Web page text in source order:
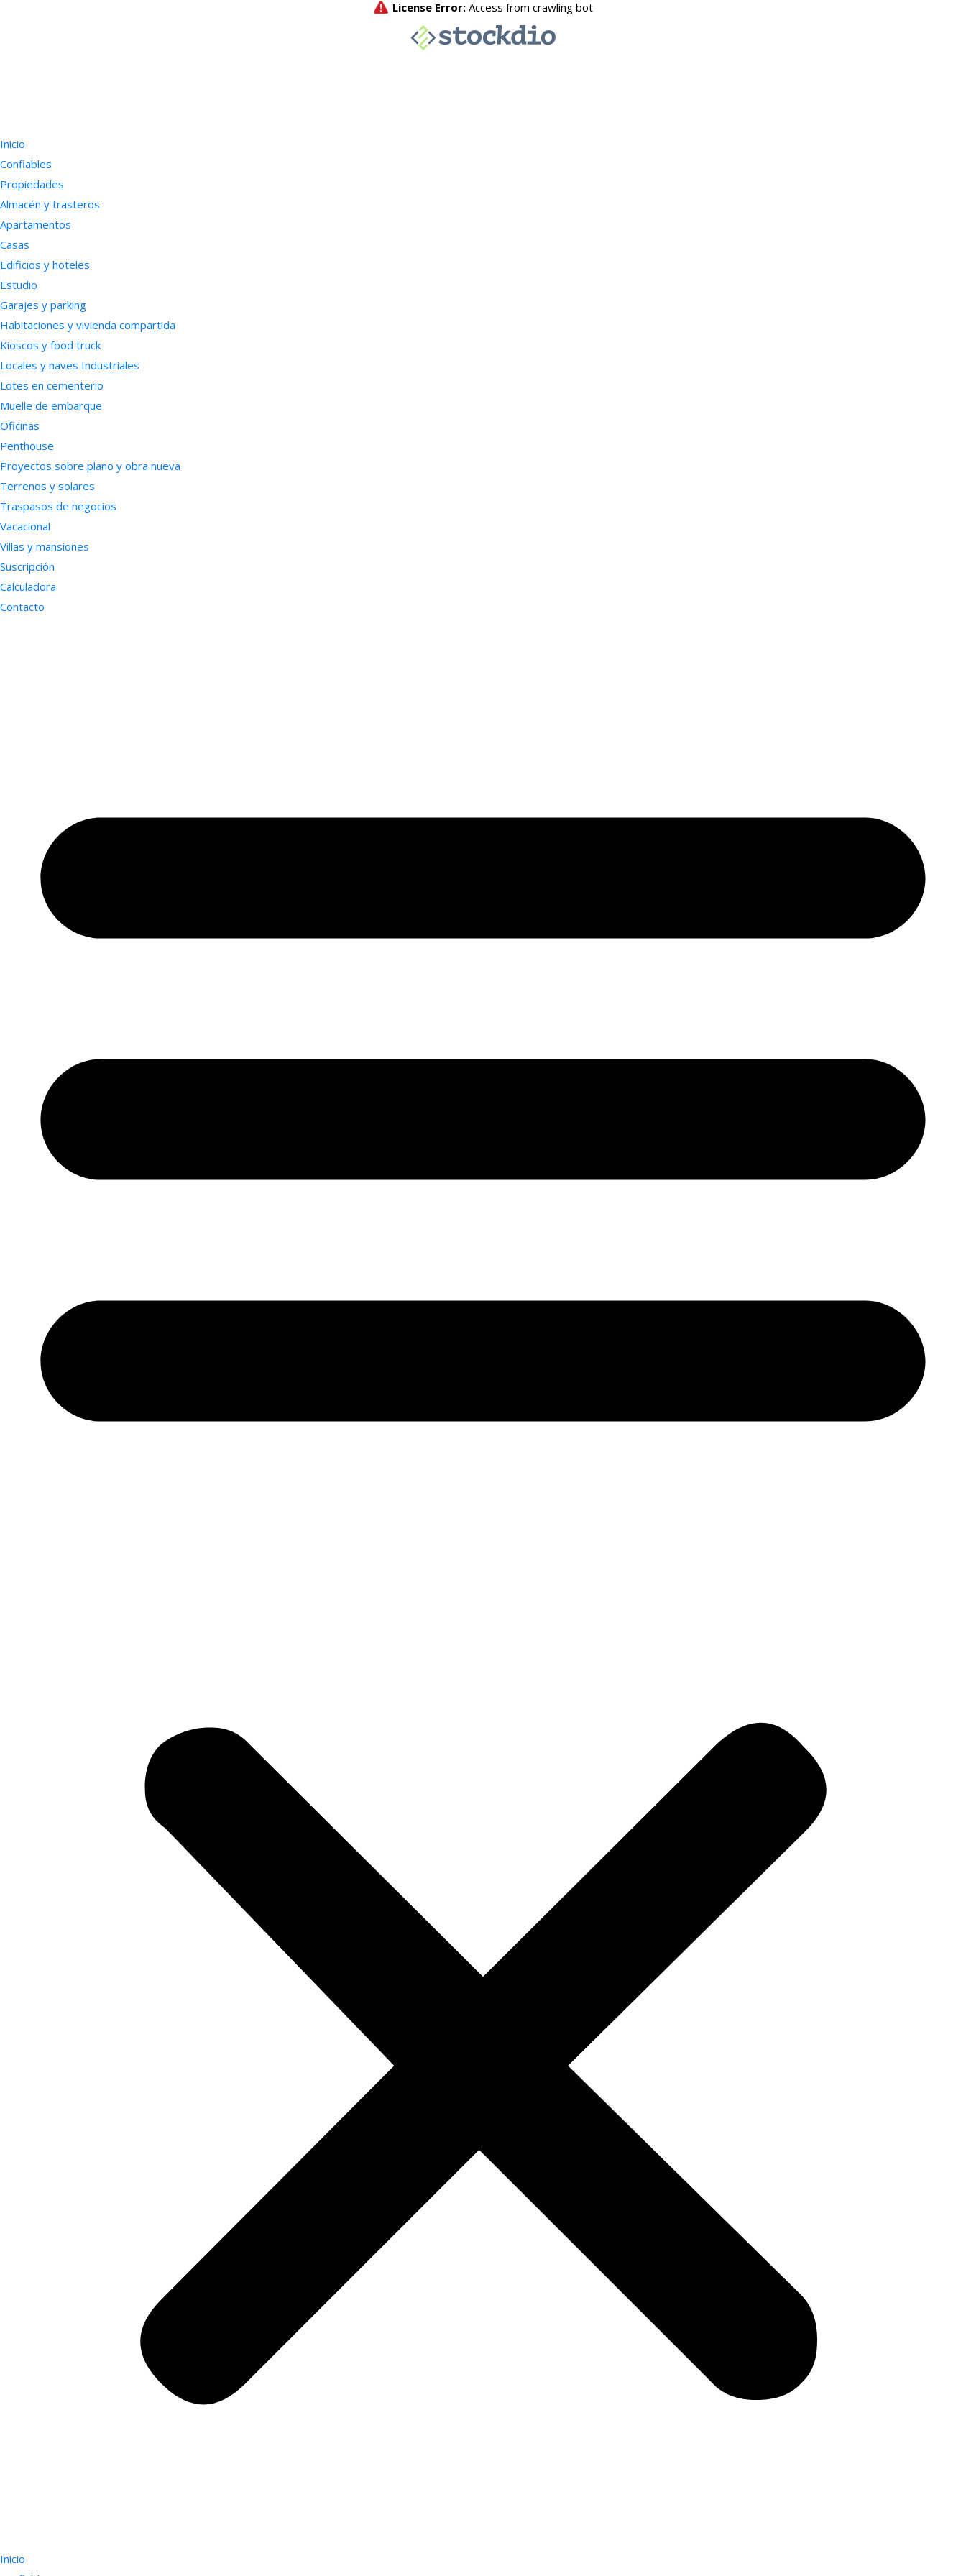
Inicio
Confiables
Propiedades
Almacén y trasteros
Apartamentos
Casas
Edificios y hoteles
Estudio
Garajes y parking
Habitaciones y vivienda compartida
Kioscos y food truck
Locales y naves Industriales
Lotes en cementerio
Muelle de embarque
Oficinas
Penthouse
Proyectos sobre plano y obra nueva
Terrenos y solares
Traspasos de negocios
Vacacional
Villas y mansiones
Suscripción
Calculadora
Contacto
Inicio